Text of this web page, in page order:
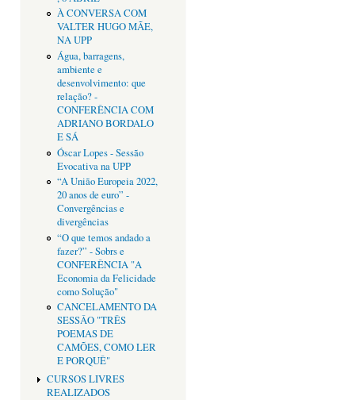
À CONVERSA COM
VALTER HUGO MÃE,
NA UPP
Água, barragens,
ambiente e
desenvolvimento: que
relação? -
CONFERÊNCIA COM
ADRIANO BORDALO
E SÁ
Óscar Lopes - Sessão
Evocativa na UPP
“A União Europeia 2022,
20 anos de euro” -
Convergências e
divergências
“O que temos andado a
fazer?” - Sobrs e
CONFERÊNCIA "A
Economia da Felicidade
como Solução"
CANCELAMENTO DA
SESSÂO "TRÊS
POEMAS DE
CAMÕES, COMO LER
E PORQUÊ"
CURSOS LIVRES
REALIZADOS